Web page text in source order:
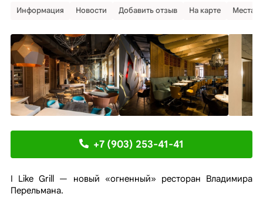
Информация Новости Добавить отзыв На карте Места
+7 (903) 253-41-41
I Like Grill — новый «огненный» ресторан Владимира
Перельмана.